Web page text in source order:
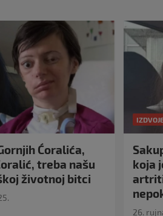
Ćoralića,
treba našu
životnoj bitci
koja
26.